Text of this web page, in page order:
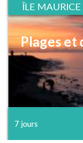
ÎLE MAURICE
Plages et
7 jours